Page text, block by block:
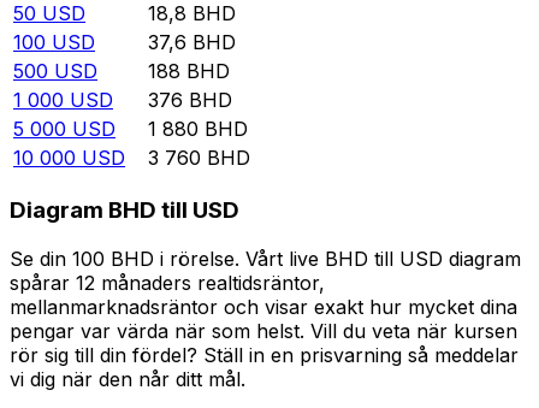
50 USD 18,8 BHD
100 USD 37,6 BHD
500 USD 188 BHD
1 000 USD 376 BHD
5 000 USD 1 880 BHD
10 000 USD 3 760 BHD
Diagram BHD till USD
Se din 100 BHD i rörelse. Vårt live BHD till USD diagram
spårar 12 månaders realtidsräntor,
mellanmarknadsräntor och visar exakt hur mycket dina
pengar var värda när som helst. Vill du veta när kursen
rör sig till din fördel? Ställ in en prisvarning så meddelar
vi dig när den når ditt mål.